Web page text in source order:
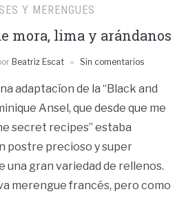
Y MERENGUES
mora, lima y arándanos
Beatriz Escat Sin comentarios
adaptacíon de la “Black and
Ansel, que desde que me
secret recipes” estaba
postre precioso y super
una gran variedad de rellenos.
merengue francés, pero como